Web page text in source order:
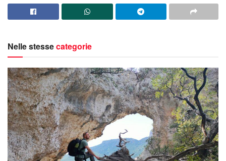
Nelle stessecategorie